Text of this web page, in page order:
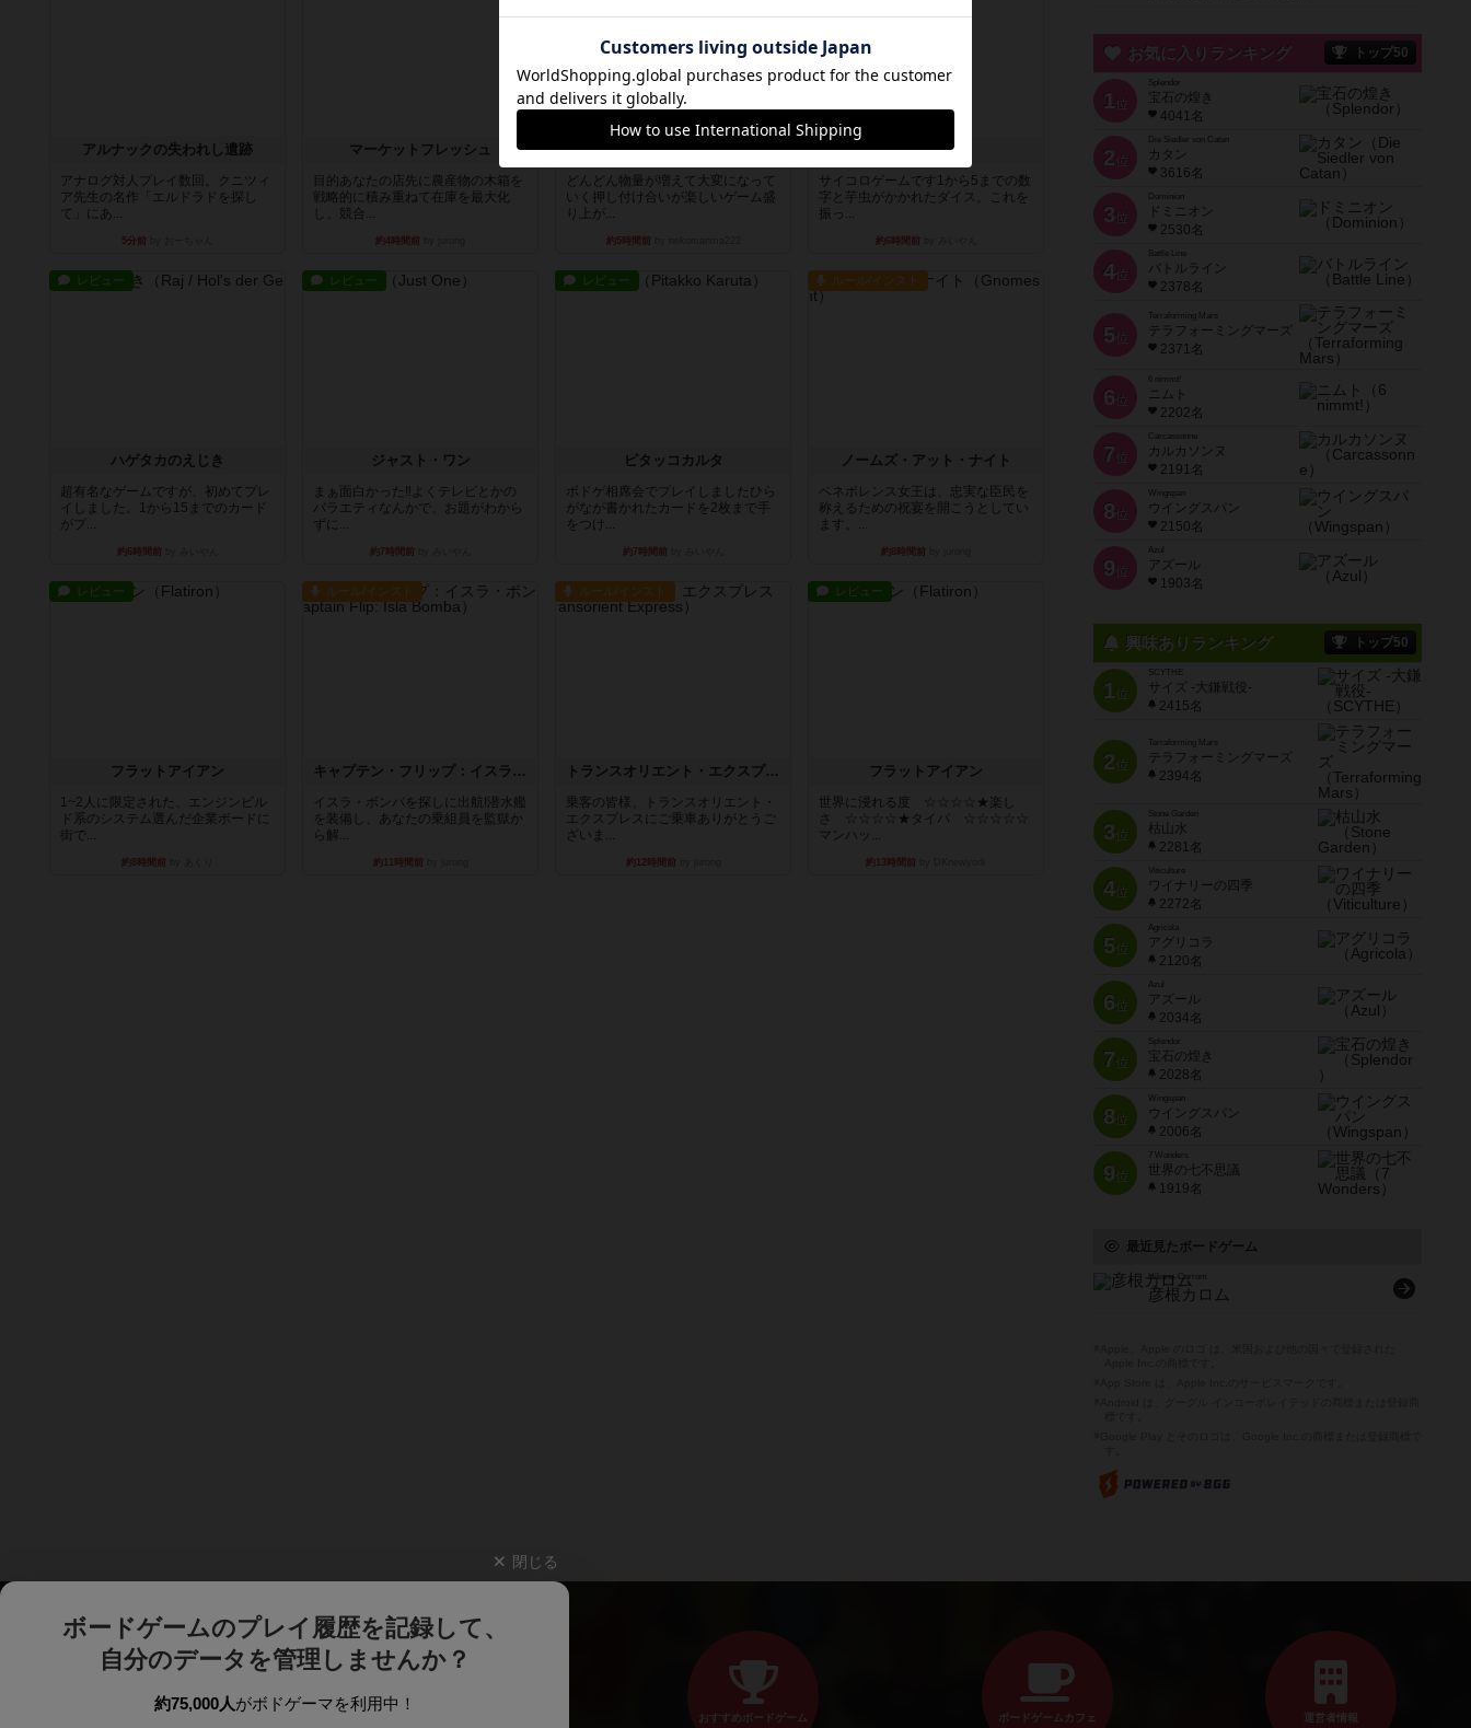
アルナックの失われし遺跡
アナログ対人プレイ数回。クニツィ
ア先生の名作「エルドラドを探し
て」にあ...
5分前
マーケットフレッシュ
目的あなたの店先に農産物の木箱を
戦略的に積み重ねて在庫を最大化
し、競合...
約4時間前
メメントオンラインタクティクス
どんどん物量が増えて大変になって
いく押し付け合いが楽しいゲーム盛
り上が...
約5時間前
ヘックメック
サイコロゲームです1から5までの数
字と芋虫がかかれたダイス。これを
振っ...
約6時間前
レビュー
ハゲタカのえじき
超有名なゲームですが、初めてプレ
イしました。1から15までのカード
がプ...
約6時間前
レビュー
ジャスト・ワン
まぁ面白かった‼️よくテレビとかの
バラエティなんかで、お題がわから
ずに...
約7時間前
レビュー
ピタッコカルタ
ボドゲ相席会でプレイしましたひら
がなが書かれたカードを2枚まで手
をつけ...
約7時間前
ルール/インスト
ノームズ・アット・ナイト
ベネボレンス女王は、忠実な臣民を
称えるための祝宴を開こうとしてい
ます。...
約8時間前
レビュー
フラットアイアン
1~2人に限定された、エンジンビル
ド系のシステム選んだ企業ボードに
街で...
約8時間前
ルール/インスト
キャプテン・フリップ：イスラ・ボンバ
イスラ・ボンバを探しに出航!潜水艦
を装備し、あなたの乗組員を監獄か
ら解...
約11時間前
ルール/インスト
トランスオリエント・エクスプレス
乗客の皆様、トランスオリエント・
エクスプレスにご乗車ありがとうご
ざいま...
約12時間前
レビュー
フラットアイアン
世界に浸れる度 ☆☆☆☆★楽し
さ ☆☆☆☆★タイパ ☆☆☆☆☆
マンハッ...
約13時間前
お気に入りランキング トップ50
1 位
宝石の煌き
4041名
2 位
Die Siedler von Catan
カタン
3616名
3 位
ドミニオン
2530名
4位
Battle Line
バトルライン
2378名
5 位
Terraforming Mars
テラフォーミングマーズ
2371名
6 位
ニムト
2202名
7 位
Carcassonne
カルカソンヌ
2191名
8 位
Wingspan
ウイングスパン
2150名
9 位
Azul
アズール
1903名
興味ありランキング トップ50
1位
SCYTHE
サイズ -大鎌戦役-
2415名
2位
Terraforming Mars
テラフォーミングマーズ
2394名
3位
Stone Garden
枯山水
2281名
4位
Viticulture
ワイナリーの四季
2272名
5位
Agricola
アグリコラ
2120名
6位
Azul
アズール
2034名
7位
宝石の煌き
2028名
8位
Wingspan
ウイングスパン
2006名
9位
7 Wonders
世界の七不思議
1919名
最近見たボードゲーム
Hikone-Carrom
彦根カロム
閉じる
ボードゲームのプレイ履歴を記録して、
自分のデータを管理しませんか？
約75,000人がボドゲーマを利用中！
おすすめボードゲーム ボードゲームカフェ 運営者情報